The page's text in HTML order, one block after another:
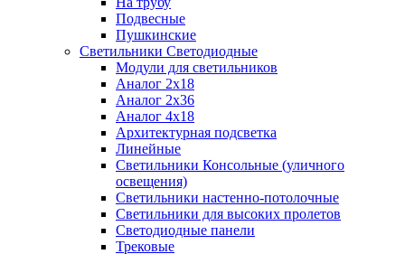
Подвесные
Пушкинские
Светильники Светодиодные
Модули для светильников
Аналог 2х18
Аналог 2х36
Аналог 4х18
Архитектурная подсветка
Линейные
Светильники Консольные (уличного
освещения)
Светильники настенно-потолочные
Светильники для высоких пролетов
Светодиодные панели
Трековые